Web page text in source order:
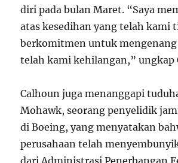
diri pada bulan Maret. “Saya
atas kesedihan yang telah kami
berkomitmen untuk mengenang
telah kami kehilangan,” ungkap
Calhoun juga menanggapi
Mohawk, seorang penyelidik
di Boeing, yang menyatakan
perusahaan telah